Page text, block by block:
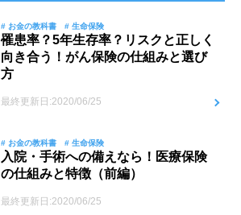
# お金の教科書 # 生命保険
罹患率？5年生存率？リスクと正しく
向き合う！がん保険の仕組みと選び
方
最終更新日:2020/06/25
# お金の教科書 # 生命保険
入院・手術への備えなら！医療保険
の仕組みと特徴（前編）
最終更新日:2020/06/25